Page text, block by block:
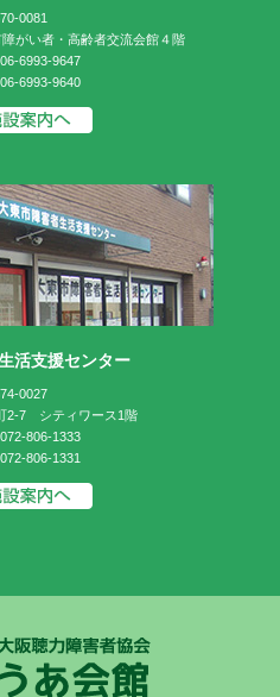
0081
がい者・高齢者交流会館４階
6993-9647
6993-9640
活支援センター
0027
2-7 シティワース1階
806-1333
806-1331